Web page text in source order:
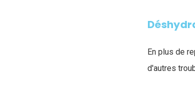
En plus de
d'autres